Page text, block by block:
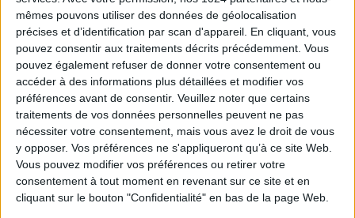
mêmes pouvons utiliser des données de géolocalisation
précises et d’identification par scan d'appareil. En cliquant, vous
pouvez consentir aux traitements décrits précédemment. Vous
pouvez également refuser de donner votre consentement ou
accéder à des informations plus détaillées et modifier vos
préférences avant de consentir. Veuillez noter que certains
traitements de vos données personnelles peuvent ne pas
nécessiter votre consentement, mais vous avez le droit de vous
y opposer. Vos préférences ne s'appliqueront qu’à ce site Web.
Vous pouvez modifier vos préférences ou retirer votre
consentement à tout moment en revenant sur ce site et en
cliquant sur le bouton "Confidentialité" en bas de la page Web.
les modalités d’appréciation du caractère collectif
et obligatoire qui conditionnent l’exclusion
d’assiette de cotisations sociales. Notamment, la
nouvelle rubrique prévoit, à l’instar de celle relative
à l’assiette générale, que le plafond de la Sécurité
sociale n’est pas réduit. Elle apporte également des
précisions sur la constitution des catégories
objectives et la mise en œuvre du régime social en
cas de suspension du contrat de travail du salarié.
La nouvelle rubrique présente des précisions
relatives aux entrées en vigueur résultant du décret